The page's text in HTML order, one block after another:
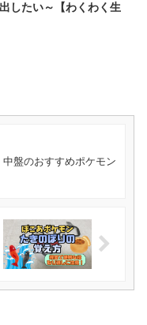
したい～【わくわく生
中盤のおすすめポケモン